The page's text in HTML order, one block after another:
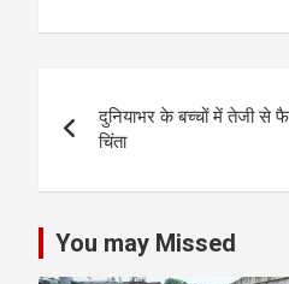
at
A
p
p
ce
o
k
tt
g
navigation
दुनियाभर के बच्चों में तेजी से
चिंता
You may Missed